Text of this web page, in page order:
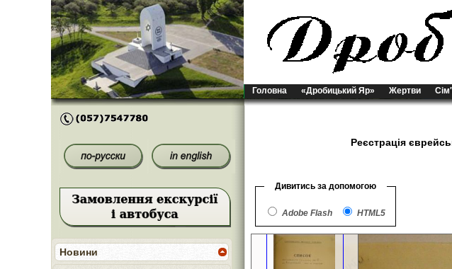
Головна «Дробицький Яр» Жертви
Новини
Реєстрація
Дивитись за допомогою
Adobe Flash HTML5